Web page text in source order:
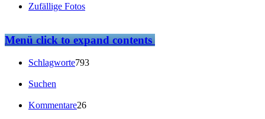
Zufällige Fotos
Menüclick to expand contents
Schlagworte793
Suchen
Kommentare26